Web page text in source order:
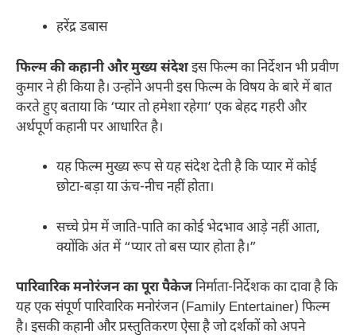
हरेंद्र डबास
फिल्म की कहानी और मुख्य संदेशइस फिल्म का निर्देशन भी प्रवीण
कुमार ने ही किया है। उन्होंने अपनी इस फिल्म के विषय के बारे में बात
करते हुए बताया कि ‘प्यार तो हमेशा रहेगा’ एक बेहद गहरी और
अर्थपूर्ण कहानी पर आधारित है।
यह फिल्म मुख्य रूप से यह संदेश देती है कि प्यार में कोई
छोटा-बड़ा या ऊंच-नीच नहीं होता।
सच्चे प्रेम में जाति-पाति का कोई भेदभाव आड़े नहीं आता,
क्योंकि अंत में “प्यार तो बस प्यार होता है।”
पारिवारिक मनोरंजन का पूरा पैकेजनिर्माता-निर्देशक का दावा है कि
यह एक संपूर्ण पारिवारिक मनोरंजन (Family Entertainer) फिल्म
है। इसकी कहानी और प्रस्तुतिकरण ऐसा है जो दर्शकों को अपने